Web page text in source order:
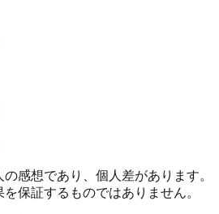
感想であり、個人差があります。
保証するものではありません。